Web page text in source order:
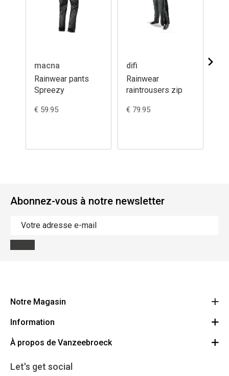
macna
Rainwear pants
Spreezy
€ 59.95
difi
Rainwear
raintrousers zip
€ 79.95
Abonnez-vous à notre newsletter
Notre Magasin
Vanzeebroeck Motors
1600 Sint-Pieters-Leeuw
023316022
Information
Annulation Commande
Conditions générales
À propos de Vanzeebroeck
Cheque Cadeau
Let's get social